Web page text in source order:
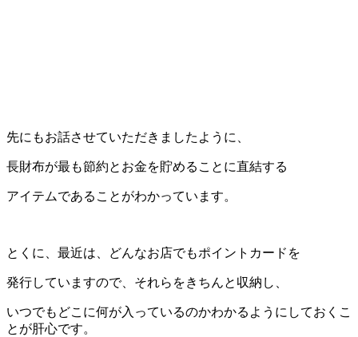
先にもお話させていただきましたように、
長財布が最も節約とお金を貯めることに直結する
アイテムであることがわかっています。
とくに、最近は、どんなお店でもポイントカードを
発行していますので、 それらをきちんと収納し、
いつでもどこに何が入っているのかわかるようにしておくこ
とが肝心です。